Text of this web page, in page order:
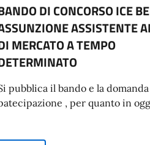
DI CONCORSO ICE
ASSISTENTE
MERCATO A TEMPO
pubblica il bando e la
, per quanto in